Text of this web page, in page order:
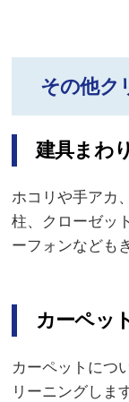
その他ク
建具まわ
ホコリや手アカ
柱、クローゼッ
ーフォンなども
カーペッ
カーペットにつ
リーニングしま